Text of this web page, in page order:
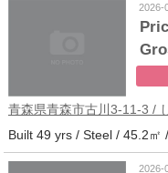
2026-
青森県青森市古川3-11-3 /
2026-